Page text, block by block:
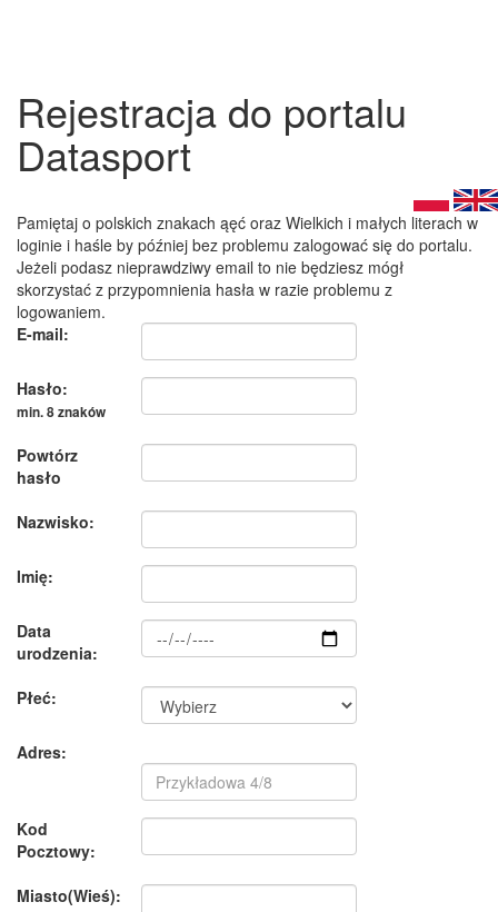
Rejestracja do portalu
Datasport
Pamiętaj o polskich znakach ąęć oraz Wielkich i małych literach w
loginie i haśle by później bez problemu zalogować się do portalu.
Jeżeli podasz nieprawdziwy email to nie będziesz mógł
skorzystać z przypomnienia hasła w razie problemu z
logowaniem.
E-mail:
Hasło:
min. 8 znaków
Powtórz
hasło
Nazwisko:
Imię:
Data
urodzenia:
Płeć:
Adres:
Kod
Pocztowy:
Miasto(Wieś):